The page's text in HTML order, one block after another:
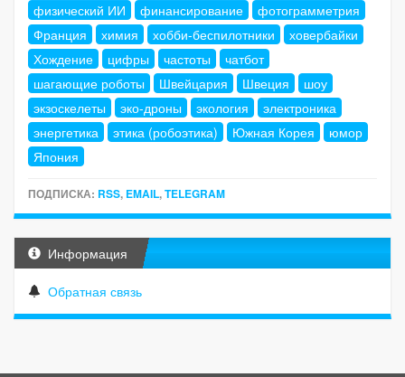
физический ИИ
финансирование
фотограмметрия
Франция
химия хобби-беспилотники
ховербайки
Хождение
цифры частоты
чатбот
шагающие роботы
Швейцария Швеция
шоу
экзоскелеты
эко-дроны экология
электроника
энергетика
этика (робоэтика) Южная Корея
юмор
Япония
ПОДПИСКА: RSS, EMAIL,TELEGRAM
Информация
Обратная связь